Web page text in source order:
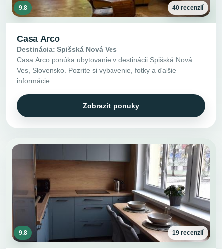
9.8 40 recenzií
Casa Arco
Destinácia: Spišská Nová Ves
Casa Arco ponúka ubytovanie v destinácii Spišská Nová
Ves, Slovensko. Pozrite si vybavenie, fotky a ďalšie
informácie.
Zobraziť ponuky
9.8 19 recenzií